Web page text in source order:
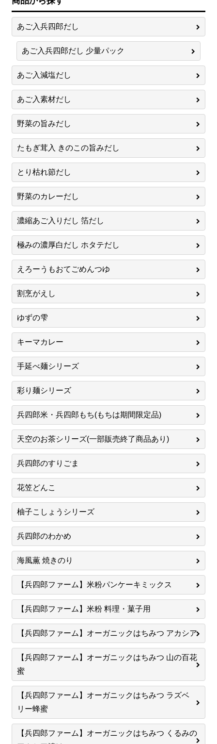
あご入兵四郎だし
あご入兵四郎だし 少量パック
あご入減塩だし
あご入素材だし
野菜の旨みだし
たもぎ茸入 きのこの旨みだし
とり枯れ節だし
野菜のカレーだし
濃縮あご入りだし 箔だし
極みの濃厚白だし ホタテだし
えろーうもおてごめんつゆ
割烹がえし
ゆずの雫
キーマカレー
手延べ麺シリーズ
彩り麺シリーズ
兵四郎米・兵四郎もち(もちは期間限定品)
天空のお茶シリーズ(一部販売終了商品あり)
兵四郎のすりごま
花笠どんこ
柚子こしょうシリーズ
兵四郎のわかめ
海風薫 焼きのり
【兵四郎ファーム】米粉パンケーキミックス
【兵四郎ファーム】米粉 料理・菓子用
【兵四郎ファーム】オーガニックはちみつ アカシア
【兵四郎ファーム】オーガニックはちみつ 山の百花
蜜
【兵四郎ファーム】オーガニックはちみつ ラズベ
リー蜂蜜
【兵四郎ファーム】オーガニックはちみつ くるみの